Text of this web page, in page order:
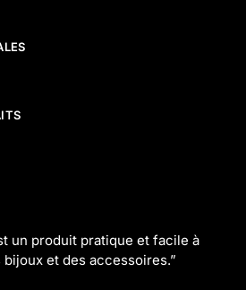
un produit pratique et facile à
et des accessoires.”